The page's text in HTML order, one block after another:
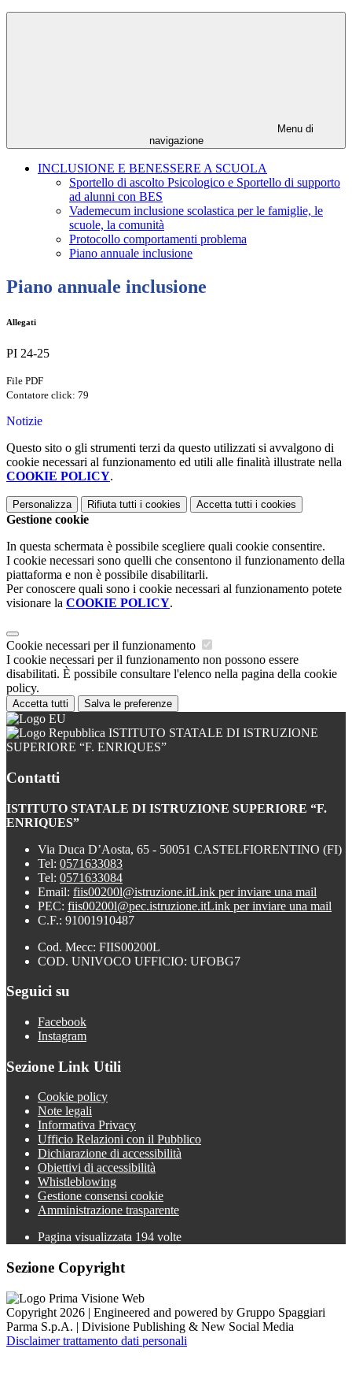
Menu di
navigazione
INCLUSIONE E BENESSERE A SCUOLA
Sportello di ascolto Psicologico e Sportello di supporto
ad alunni con BES
Vademecum inclusione scolastica per le famiglie, le
scuole, la comunità
Protocollo comportamenti problema
Piano annuale inclusione
Piano annuale inclusione
Allegati
PI 24-25
File PDF
Contatore click: 79
Notizie
Questo sito o gli strumenti terzi da questo utilizzati si avvalgono di
cookie necessari al funzionamento ed utili alle finalità illustrate nella
COOKIE POLICY.
Personalizza Rifiuta tutti i cookies Accetta tutti i cookies
Gestione cookie
In questa schermata è possibile scegliere quali cookie consentire.
I cookie necessari sono quelli che consentono il funzionamento della
piattaforma e non è possibile disabilitarli.
Per conoscere quali sono i cookie necessari al funzionamento potete
visionare la COOKIE POLICY.
Cookie necessari per il funzionamento
I cookie necessari per il funzionamento non possono essere
disabilitati. È possibile consultare l'elenco nella pagina della cookie
policy.
Accetta tutti Salva le preferenze
ISTITUTO STATALE DI ISTRUZIONE
SUPERIORE “F. ENRIQUES”
Contatti
ISTITUTO STATALE DI ISTRUZIONE SUPERIORE “F.
ENRIQUES”
Via Duca D’Aosta, 65 - 50051 CASTELFIORENTINO (FI)
Tel: 0571633083
Tel: 0571633084
Email: fiis00200l@istruzione.itLink per inviare una mail
PEC: fiis00200l@pec.istruzione.itLink per inviare una mail
C.F.: 91001910487
Cod. Mecc: FIIS00200L
COD. UNIVOCO UFFICIO: UFOBG7
Seguici su
Facebook
Instagram
Sezione Link Utili
Cookie policy
Note legali
Informativa Privacy
Ufficio Relazioni con il Pubblico
Dichiarazione di accessibilità
Obiettivi di accessibilità
Whistleblowing
Gestione consensi cookie
Amministrazione trasparente
Pagina visualizzata 194 volte
Sezione Copyright
Copyright 2026 | Engineered and powered by Gruppo Spaggiari
Parma S.p.A. | Divisione Publishing & New Social Media
Disclaimer trattamento dati personali